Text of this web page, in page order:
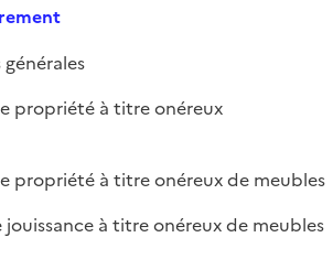
propriété à titre onéreux
propriété à titre onéreux de meubles
à titre onéreux de meubles